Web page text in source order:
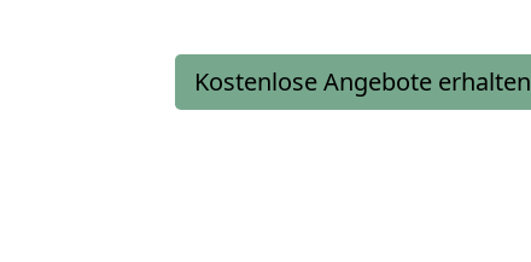
Kostenlose Angebote erhalten